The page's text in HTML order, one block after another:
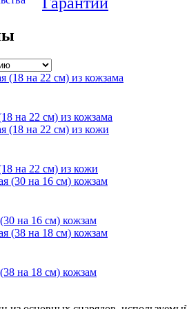
на 22 см) из кожзама
на 22 см) из кожи
на 16 см) кожзам
на 18 см) кожзам